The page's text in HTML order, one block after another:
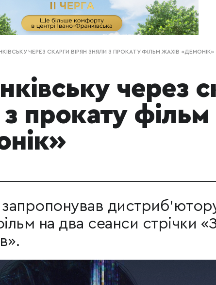
ЧЕРЕЗ СКАРГИ ВІРЯН ЗНЯЛИ З ПРОКАТУ ФІЛЬМ ЖАХІВ «ДЕМОНІК»
через
прокату фільм
запропонував
на два сеанси стрічки